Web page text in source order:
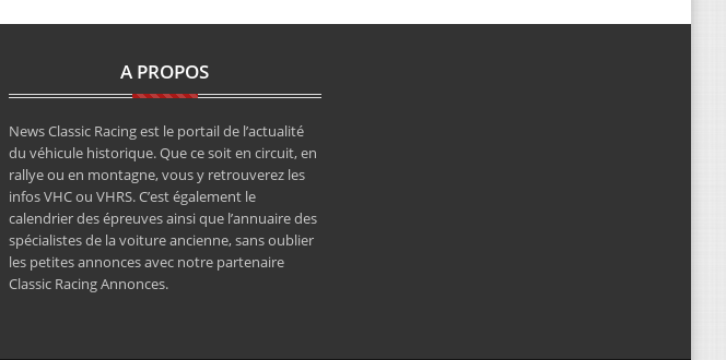
A PROPOS
News Classic Racing est le portail de l’actualité
du véhicule historique. Que ce soit en circuit, en
rallye ou en montagne, vous y retrouverez les
infos VHC ou VHRS. C’est également le
calendrier des épreuves ainsi que l’annuaire des
spécialistes de la voiture ancienne, sans oublier
les petites annonces avec notre partenaire
Classic Racing Annonces.